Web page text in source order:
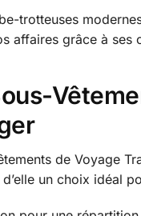
trotteuses
affaires grâce à ses
de Voyage
un choix idéal